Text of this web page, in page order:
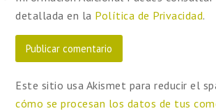
detallada en la Política de Privacidad.
Este sitio usa Akismet para reducir el
cómo se procesan los datos de tus